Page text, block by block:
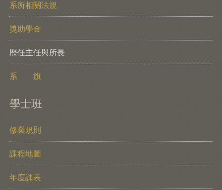
系所相關法規
獎助學金
歷任主任與所長
系 旗
學士班
修業規則
課程地圖
年度課表